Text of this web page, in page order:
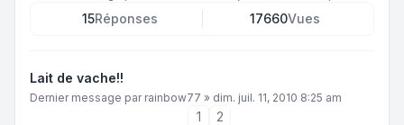
15Réponses 17660Vues
Lait de vache!!
Dernier message par rainbow77 » dim. juil. 11, 2010 8:25 am
1
2